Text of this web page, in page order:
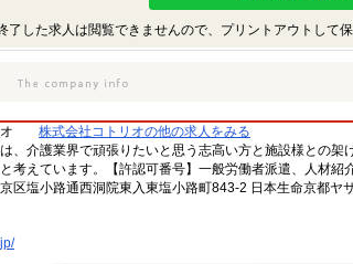
了した求人は閲覧できませんので、プリントアウトして保
株式会社コトリオの他の求人をみる
は、介護業界で頑張りたいと思う志高い方と施設様との
考えています。【許認可番号】一般労働者派遣、人材
区塩小路通西洞院東入東塩小路町843-2 日本生命京都ヤ